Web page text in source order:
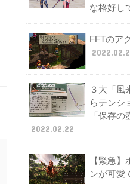
な格好し
FFTのア
３大「風
らテンシ
「保存の
2022.02.22
【緊急
ンが可愛